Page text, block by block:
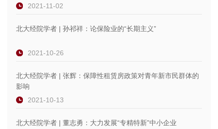
2021-11-02
北大经院学者 | 孙祁祥：论保险业的“长期主义”
2021-10-26
北大经院学者 | 张辉：保障性租赁房政策对青年新市民群体的
影响
2021-10-13
北大经院学者 | 董志勇：大力发展“专精特新”中小企业